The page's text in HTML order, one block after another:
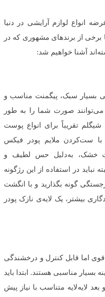
انواع لوازم آرایشی در دنیا
برخی از برندهای مشهوری که در
آشنا خواهیم شد:
بسیار سبک، پیگمنت مناسب و
صورت شما را به طور
تقریباً برای انواع پوست
ست‌کردن ملایم پودر فیکس
خشک، به‌دلیل حس لطیف و
در استفاده از این رژگونه
گونه بگذارید و با انگشت
بیشتر، یک لایه‌ی نازک پودر
قوی اما قابل کنترل و درخشندگی
بسیار مناسبی هستند. ابتدا باید
لایه‌لایه متناسب با نیاز پیش